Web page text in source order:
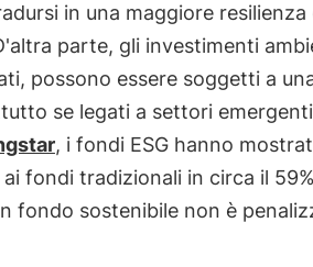
in una maggiore resilienza
parte, gli investimenti
possono essere soggetti a
se legati a settori
, i fondi ESG hanno
fondi tradizionali in circa il
fondo sostenibile non è